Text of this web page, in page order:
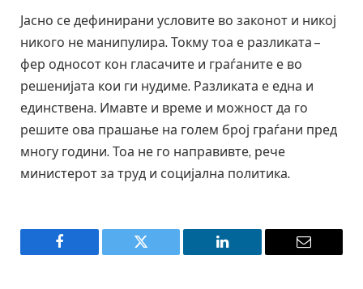
Јасно се дефинирани условите во законот и никој
никого не манипулира. Токму тоа е разликата –
фер односот кон гласачите и граѓаните е во
решенијата кои ги нудиме. Разликата е една и
единствена. Имавте и време и можност да го
решите ова прашање на голем број граѓани пред
многу години. Тоа не го направивте, рече
министерот за труд и социјална политика.
Facebook Twitter LinkedIn Email